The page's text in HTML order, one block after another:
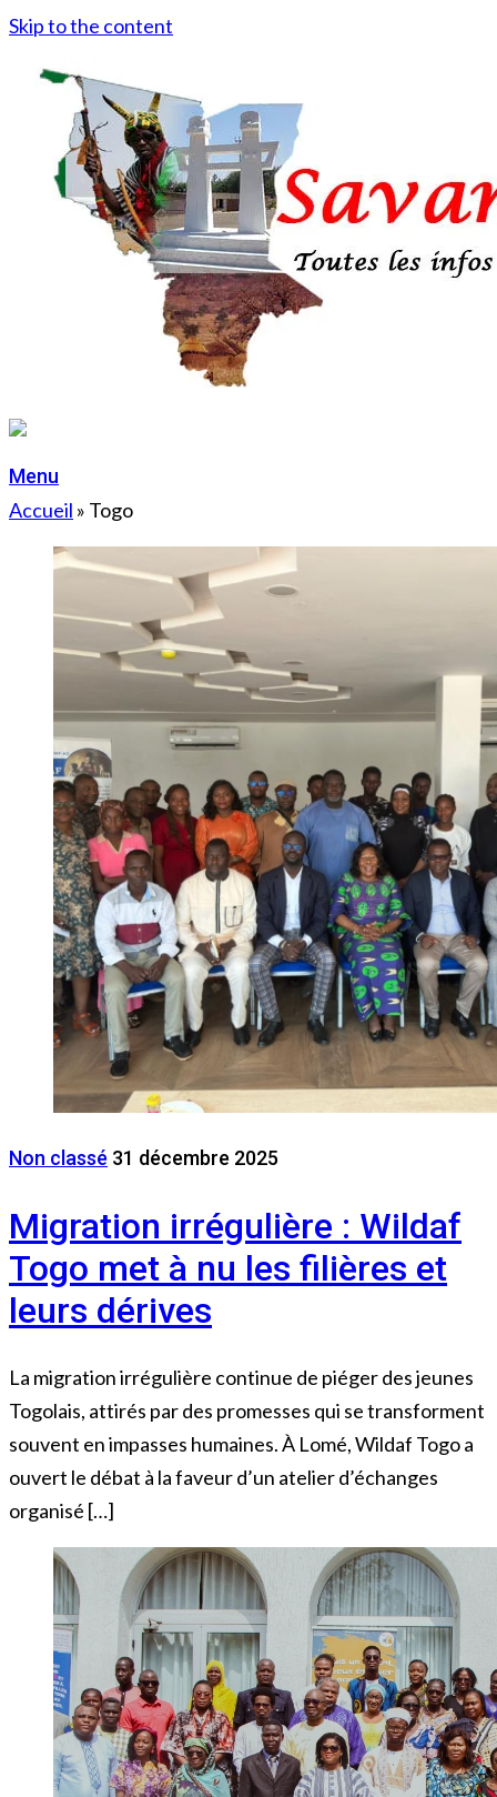
Skip to the content
Menu
Accueil » Togo
Non classé 31 décembre 2025
Migration irrégulière : Wildaf
Togo met à nu les filières et
leurs dérives
La migration irrégulière continue de piéger des jeunes
Togolais, attirés par des promesses qui se transforment
souvent en impasses humaines. À Lomé, Wildaf Togo a
ouvert le débat à la faveur d’un atelier d’échanges
organisé […]